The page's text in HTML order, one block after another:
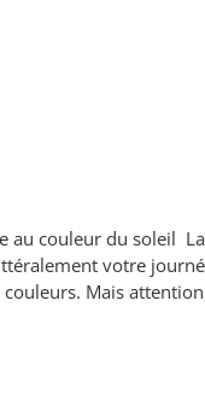
au couleur du soleil
votre
Mais